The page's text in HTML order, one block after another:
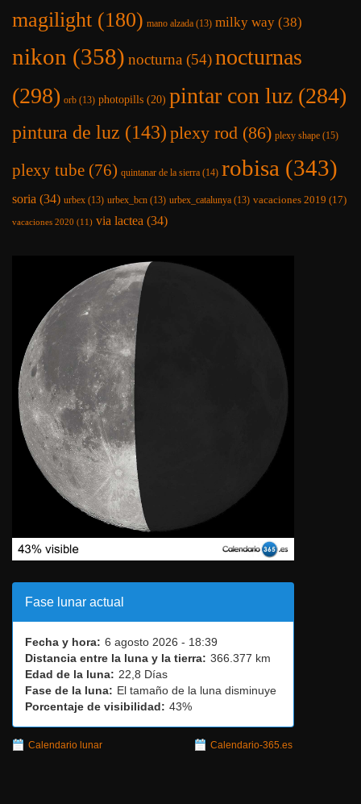
magilight (180) mano alzada (13) milky way (38)
nikon (358) nocturna (54)nocturnas
(298) orb (13) photopills (20) pintar con luz (284)
pintura de luz (143) plexy rod (86) plexy shape (15)
plexy tube (76) quintanar de la sierra (14) robisa (343)
soria (34) urbex (13) urbex_bcn (13) urbex_catalunya (13) vacaciones 2019 (17)
vacaciones 2020 (11) via lactea (34)
Fase lunar actual
Fecha y hora: 6 agosto 2026 - 18:39
Distancia entre la luna y la tierra: 366.377 km
Edad de la luna: 22,8 Días
Fase de la luna: El tamaño de la luna disminuye
Porcentaje de visibilidad: 43%
Calendario lunar Calendario-365.es